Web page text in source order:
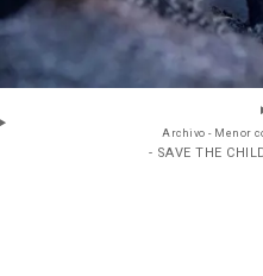
Archivo - Menor
- SAVE THE